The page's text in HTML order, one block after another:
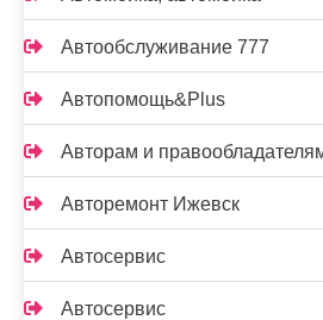
Автообслуживание 777
Автопомощь&Plus
Авторам и
Авторемонт Ижевск
Автосервис
Автосервис